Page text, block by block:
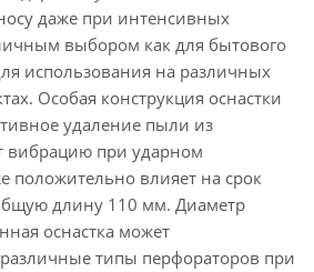
даже при интенсивных
выбором как для бытового
использования на различных
Особая конструкция оснастки
удаление пыли из
вибрацию при ударном
положительно влияет на срок
длину 110 мм. Диаметр
оснастка может
различные типы перфораторов при